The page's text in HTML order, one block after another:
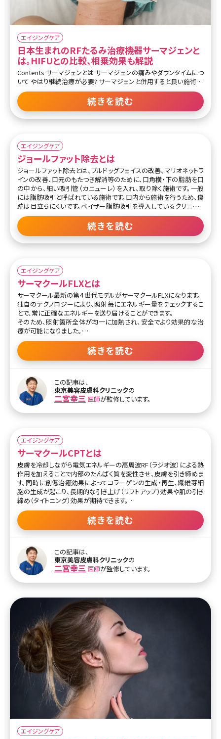
エイジングケア
日本生まれのRFたるみ治療機器サーマジェンと
は。HIFUとの比較、相乗効果も解説
Contents サーマジェンとは サーマジェンの痛みやダウンタイムにつ
いて やはり継続治療が必要? サーマジェンと併用すると良い施術 ま
とめ 美容クリニックに勤務する筆者は、様々な美容施術や美容外科
のオペを受けたり、クリニック専売のスキンケアを使用しています。患
者さんの痛みや不安を理解するためということはもちろんなのです
が、肌や顔にコンプレックスがあるため少しでも自分の理想とする自
みが気になるようになってきたため受けたサーマジェンです。たるみ
治療といえば、ハイフも人気ですし私自身もとても好きで、特にリニア
を定期的に継続して行っていたのですが、ダイエットで8キロほど痩せ
たことによって皮膚の表面がたるんでしまったのです。 リニ
続きを読む
エイジングケア
ジョールファット除去とは
ジョールファット除去とは、ブルドッグフェイスの改善、マリオネットラ
インの改善、口元のもたつき解消等のために、口角横・下の脂肪を口
の中から、細い吸引管（カニューレ）を入れ、取り除く施術です。一般
には脂肪吸引と呼ばれている施術です。口内から施術を行うため、傷
跡は目立ちにくいです。ベイザー脂肪吸引を導入しているクリニック
では、超音波のベイザー波をあて、脂肪を溶かして吸引します。
ただし、ジョールファット除去は適応のある方に行われる施術であ
り、全ての人に向いているわけではありません。施術後に一時的な赤
を受けることが重要です。
続きを読む
エイジングケア
サーマクールFLXとは
サーマクール最新の第４世代モデルがサーマクールFLXになります。
独自のテクノロジーにより、照射毎にエネルギー量をチェックするこ
とで、常に正確なエネルギーを送り届けることができます。
そのため、照射箇所全体が均一に加熱され、安全でより効果的な治
療が可能になりました。
照射時に振動を与えると、痛みの感覚よりも振動の感覚の方が脳に
よく伝わるため、痛みを感じにくくなります。（ゲートコントロール理
論）
サーマクールFLXはバイブレーション機能が進化し、縦のみだった振
動が多方向に振動を与えながら、しっかり熱エネルギーを送り届ける
ため、痛みを感じにくく、確かな効果を実感していただけます。また、
肌表面を冷やしながら照射することで、肌を保護して痛みを抑える効
果があり、痛みが苦手な方でも快適に治療を受けていただけます。
（＊CPT3.0㎝²との比較）
続きを読む
この記事は、
東京美容皮膚科クリニックの
二宮幸三 医師が監修しています。
エイジングケア
サーマクールCPTとは
皮膚を冷却しながら電気エネルギーの高周波RF（ラジオ波）による熱
作用を加えることで内部のたんぱく質を変性させ、皮膚を引き締めま
す。同時に創傷治癒効果によってコラーゲンの生成・再生、繊維芽細
胞の生成が起こり、長期的な引き上げ（リフトアップ）効果や肌の引き
締め（タイトニング）効果が期待できます。
タイトニング効果は施術直後から実感でき、数カ月後にわたってリフ
トアップ効果が現れます。持続期間は最長6カ月程度とされています。
ため、従来のサーマクールと比較して痛みや熱感が緩和されていま
す。また、高温状態が均一に保たれるため、より効果的に肌を引き締
めることが可能になりました。
おもな治療部位は、頬（法令線）、首、輪郭・アゴ周り、口もと（マリオ
への施術も可能です。
続きを読む
この記事は、
東京美容皮膚科クリニックの
二宮幸三 医師が監修しています。
エイジングケア